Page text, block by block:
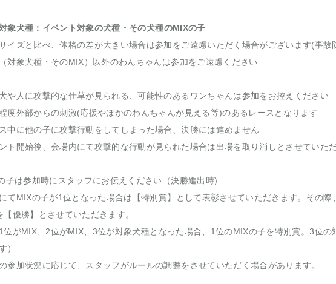
象犬種：イベント対象の犬種・その犬種のMIXの子
イズと比べ、体格の差が大きい場合は参加をご遠慮いただく場合がございます(事故
対象犬種・そのMIX）以外のわんちゃんは参加をご遠慮ください
犬や人に攻撃的な仕草が見られる、可能性のあるワンちゃんは参加をお控えください
度外部からの刺激(応援やほかのわんちゃんが見える等)のあるレースとなります
中に他の子に攻撃行動をしてしまった場合、決勝には進めません
ト開始後、会場内にて攻撃的な行動が見られた場合は出場を取り消しとさせていた
子は参加時にスタッフにお伝えください（決勝進出時)
てMIXの子が1位となった場合は【特別賞】として表彰させていただきます。その際
【優勝】とさせていただきます。
1位がMIX、2位がMIX、3位が対象犬種となった場合、1位のMIXの子を特別賞。3位の
）
参加状況に応じて、スタッフがルールの調整をさせていただく場合があります。